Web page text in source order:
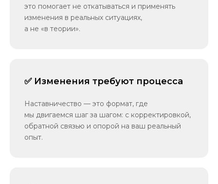
это помогает не откатываться и применять
изменения в реальных ситуациях,
а не «в теории».
✅ Изменения требуют процесса
Наставничество — это формат, где
мы двигаемся шаг за шагом: с корректировкой,
обратной связью и опорой на ваш реальный
опыт.